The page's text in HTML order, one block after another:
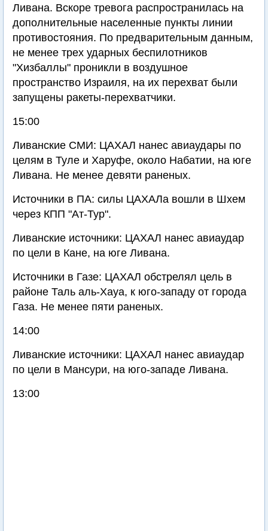
Ливана. Вскоре тревога распространилась на
дополнительные населенные пункты линии
противостояния. По предварительным данным,
не менее трех ударных беспилотников
"Хизбаллы" проникли в воздушное
пространство Израиля, на их перехват были
запущены ракеты-перехватчики.
15:00
Ливанские СМИ: ЦАХАЛ нанес авиаудары по
целям в Туле и Харуфе, около Набатии, на юге
Ливана. Не менее девяти раненых.
Источники в ПА: силы ЦАХАЛа вошли в Шхем
через КПП "Ат-Тур".
Ливанские источники: ЦАХАЛ нанес авиаудар
по цели в Кане, на юге Ливана.
Источники в Газе: ЦАХАЛ обстрелял цель в
районе Таль аль-Хауа, к юго-западу от города
Газа. Не менее пяти раненых.
14:00
Ливанские источники: ЦАХАЛ нанес авиаудар
по цели в Мансури, на юго-западе Ливана.
13:00